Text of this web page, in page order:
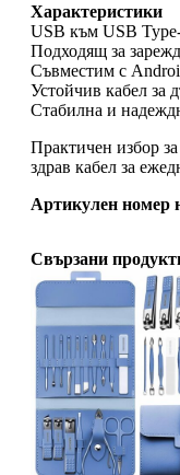
Характеристики
USB към USB
Подходящ за
Съвместим с
Устойчив кабел за
Стабилна и
Практичен избор
здрав кабел за
Артикулен номер
Свързани